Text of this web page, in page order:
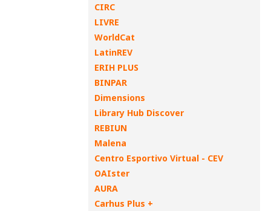
CIRC
LIVRE
WorldCat
LatinREV
ERIH PLUS
BINPAR
Dimensions
Library Hub Discover
REBIUN
Malena
Centro Esportivo Virtual - CEV
OAIster
AURA
Carhus Plus +